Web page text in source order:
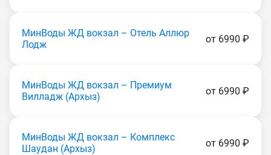
МинВоды ЖД вокзал – Отель Аллюр
Лодж
от 6990 ₽
МинВоды ЖД вокзал – Премиум
Вилладж (Apxыз)
от 6990 ₽
МинВоды ЖД вокзал – Комплекс
Шаудан (Apxыз)
от 6990 ₽